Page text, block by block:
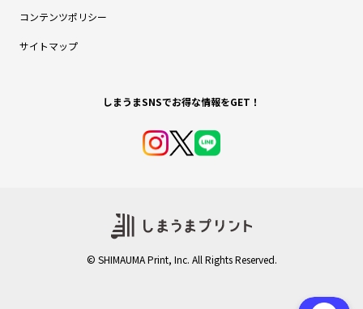
コンテンツポリシー
サイトマップ
© SHIMAUMA Print, Inc. All Rights Reserved.